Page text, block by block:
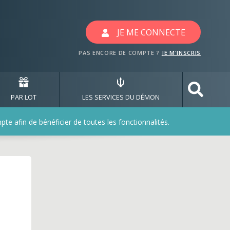
JE ME CONNECTE
PAS ENCORE DE COMPTE ? JE M'INSCRIS
PAR LOT LES SERVICES DU DÉMON
afin de bénéficier de toutes les fonctionnalités.